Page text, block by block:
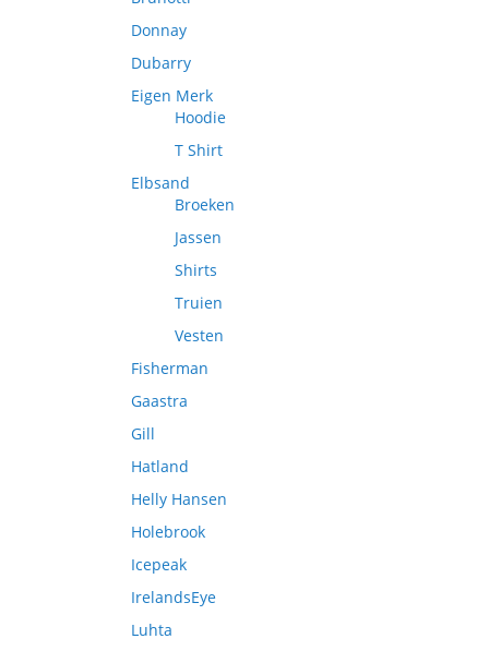
Donnay
Dubarry
Eigen Merk
Hoodie
T Shirt
Elbsand
Broeken
Jassen
Shirts
Truien
Vesten
Fisherman
Gaastra
Gill
Hatland
Helly Hansen
Holebrook
Icepeak
IrelandsEye
Luhta